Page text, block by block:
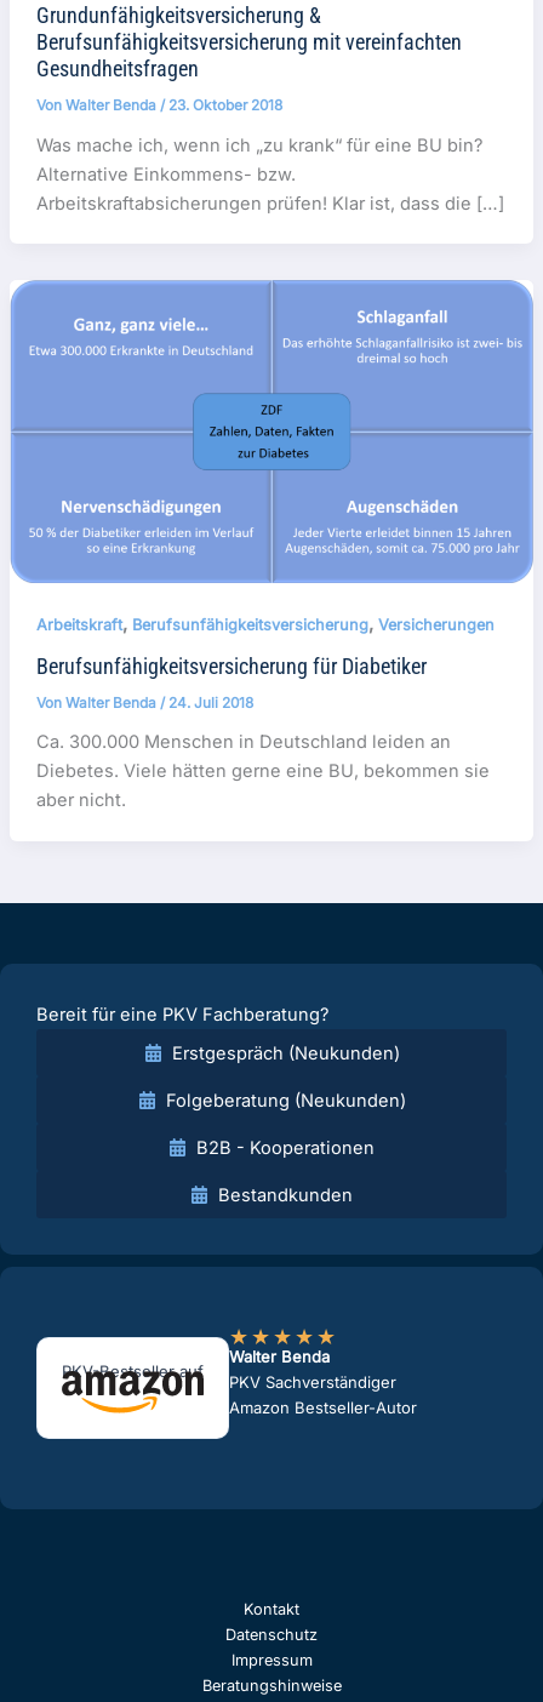
Grundunfähigkeitsversicherung &
Berufsunfähigkeitsversicherung mit vereinfachten
Gesundheitsfragen
Von Walter Benda / 23. Oktober 2018
Was mache ich, wenn ich „zu krank“ für eine BU bin?
Alternative Einkommens- bzw.
Arbeitskraftabsicherungen prüfen! Klar ist, dass die […]
Arbeitskraft, Berufsunfähigkeitsversicherung, Versicherungen
Berufsunfähigkeitsversicherung für Diabetiker
Von Walter Benda / 24. Juli 2018
Ca. 300.000 Menschen in Deutschland leiden an
Diebetes. Viele hätten gerne eine BU, bekommen sie
aber nicht.
Bereit für eine PKV Fachberatung?
Erstgespräch (Neukunden)
Folgeberatung (Neukunden)
B2B - Kooperationen
Bestandkunden
PKV-Bestseller auf
★★★★★
Walter Benda
PKV Sachverständiger
Amazon Bestseller-Autor
Kontakt
Datenschutz
Impressum
Beratungshinweise